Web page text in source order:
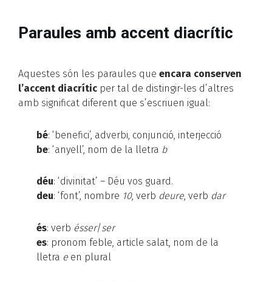
Paraules amb accent diacrític
Aquestes són les paraules que encara conserven
l’accent diacrític per tal de distingir-les d’altres
amb significat diferent que s’escriuen igual:
bé: ‘benefici’, adverbi, conjunció, interjecció
be: ‘anyell’, nom de la lletra b
déu: ‘divinitat’ – Déu vos guard.
deu: ‘font’, nombre 10, verb deure, verb dar
és: verb ésser/ser
es: pronom feble, article salat, nom de la
lletra e en plural